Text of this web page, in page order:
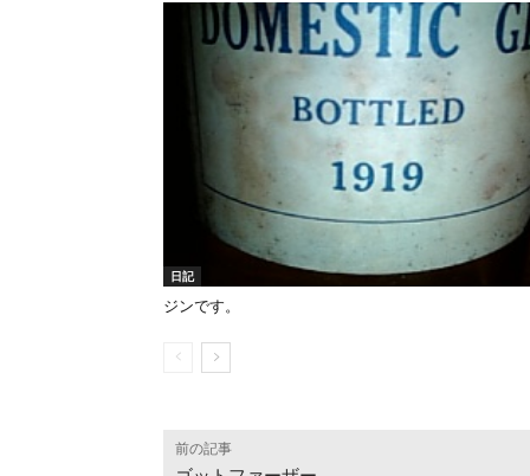
日記
ジンです。
前の記事